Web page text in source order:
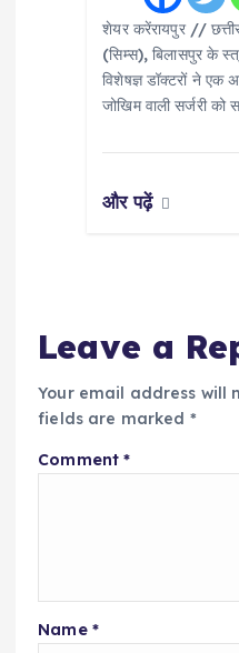
शेयर करेंरायपुर //
(सिम्स), बिलासपुर के
विशेषज्ञ डॉक्टरों ने
जोखिम वाली सर्जरी को
और पढ़ें
Leave a
Your email address will
fields are marked *
Comment*
Name *